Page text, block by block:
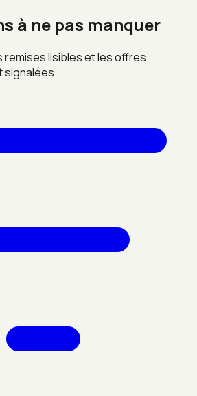
à ne pas manquer
remises lisibles et les offres
signalées.